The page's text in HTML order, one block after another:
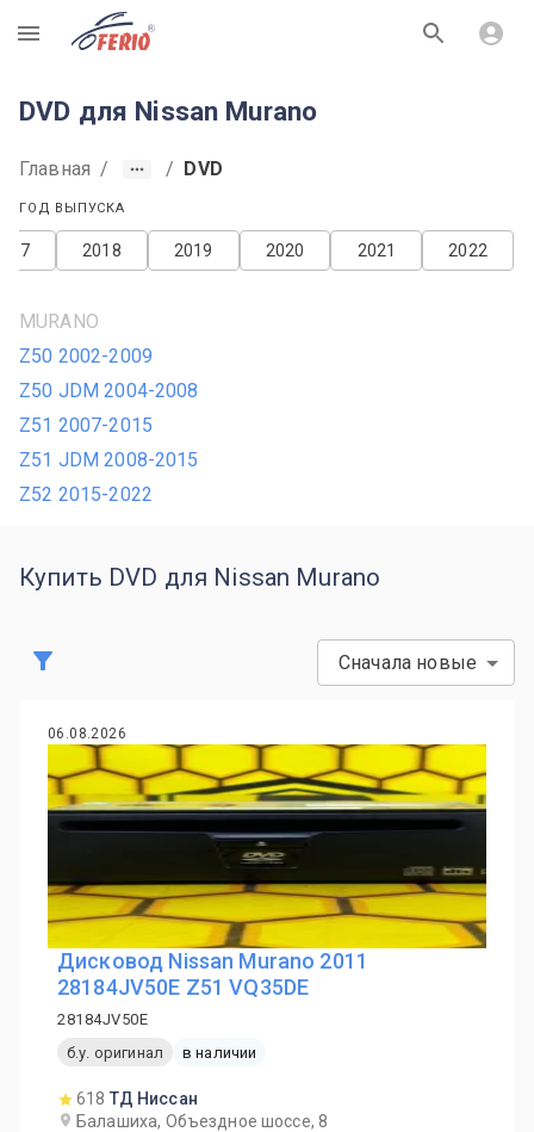
R
DVD для Nissan Murano
Главная / / DVD
ГОД ВЫПУСКА
2022
2021
2020
2019
2018
MURANO
Z50 2002-2009
Z50 JDM 2004-2008
Z51 2007-2015
Z51 JDM 2008-2015
Z52 2015-2022
Купить DVD для Nissan Murano
Сначала новые
06.08.2026
Дисковод Nissan Murano 2011
28184JV50E Z51 VQ35DE
28184JV50E
б.у. оригинал
в наличии
618 ТД Ниссан
Балашиха, Объездное шоссе, 8